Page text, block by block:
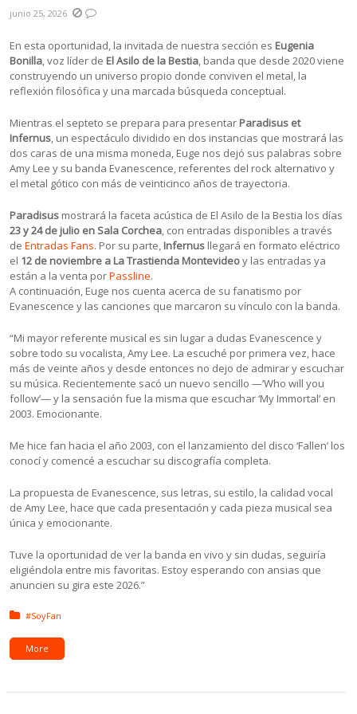
junio 25, 2026
En esta oportunidad, la invitada de nuestra sección es Eugenia
Bonilla, voz líder de El Asilo de la Bestia, banda que desde 2020 viene
construyendo un universo propio donde conviven el metal, la
reflexión filosófica y una marcada búsqueda conceptual.
Mientras el septeto se prepara para presentar Paradisus et
Infernus, un espectáculo dividido en dos instancias que mostrará las
dos caras de una misma moneda, Euge nos dejó sus palabras sobre
Amy Lee y su banda Evanescence, referentes del rock alternativo y
el metal gótico con más de veinticinco años de trayectoria.
Paradisus mostrará la faceta acústica de El Asilo de la Bestia los días
23 y 24 de julio en Sala Corchea, con entradas disponibles a través
deEntradas Fans. Por su parte, Infernus llegará en formato eléctrico
el 12 de noviembre a La Trastienda Montevideoy las entradas ya
están a la venta porPassline.
A continuación, Euge nos cuenta acerca de su fanatismo por
Evanescence y las canciones que marcaron su vínculo con la banda.
“Mi mayor referente musical es sin lugar a dudas Evanescence y
sobre todo su vocalista, Amy Lee. La escuché por primera vez, hace
más de veinte años y desde entonces no dejo de admirar y escuchar
su música. Recientemente sacó un nuevo sencillo —‘Who will you
follow’— y la sensación fue la misma que escuchar ‘My Immortal’ en
2003. Emocionante.
Me hice fan hacia el año 2003, con el lanzamiento del disco ‘Fallen’ los
conocí y comencé a escuchar su discografía completa.
La propuesta de Evanescence, sus letras, su estilo, la calidad vocal
de Amy Lee, hace que cada presentación y cada pieza musical sea
única y emocionante.
Tuve la oportunidad de ver la banda en vivo y sin dudas, seguiría
eligiéndola entre mis favoritas. Estoy esperando con ansias que
anuncien su gira este 2026.”
Posted in:
#SoyFan
More